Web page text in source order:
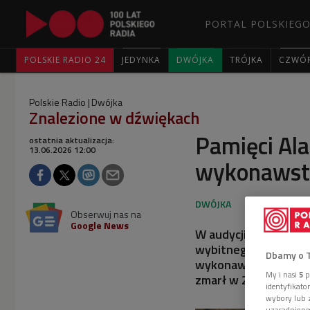
PORTAL
POLSKIE RADIO 24 JEDYNKA DWÓJKA TRÓJKA
Polskie Radio Dwójka
Znalezione w dźwiękach
Pamięci
ostatnia aktualizacja:
13.06.2026 12:00
Obserwuj nas na
Google News
W audycji
wybitnego
wykonawstwa
zmarł w 2015 roku.
Dbamy o
My i nasi 5
wybory lub